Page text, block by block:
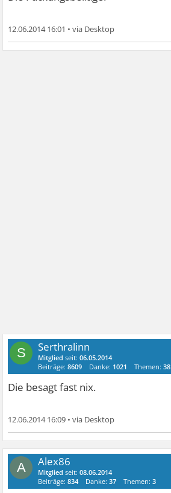
12.06.2014 16:01 •
S Serthralinn
Mitglied seit:06.05.2014
Beiträge:8609 Danke: 1021 Themen:38
Die besagt fast nix.
12.06.2014 16:09 •
A Alex86
Mitglied seit:08.06.2014
Beiträge:834 Danke:37 Themen:3